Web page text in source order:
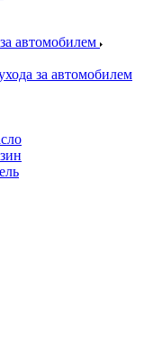
автомобилем
за автомобилем